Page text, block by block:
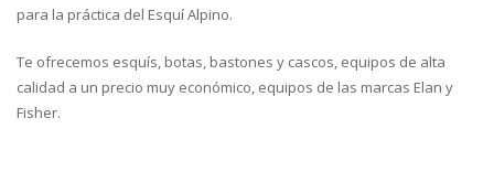
para la práctica del Esquí Alpino.
Te ofrecemos esquís, botas, bastones y cascos, equipos de alta
calidad a un precio muy económico, equipos de las marcas Elan y
Fisher.